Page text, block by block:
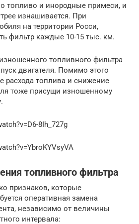
топливо и инородные примеси, и
изнашивается. При
на территории Росси,
фильтр каждые 10-15 тыс. км.
топливного фильтра
двигателя. Помимо этого
расхода топлива и снижение
тоже присущи изношенному
8Ih_727g
топливного фильтра
признаков, которые
оперативная замена
независимо от величины
интервала: